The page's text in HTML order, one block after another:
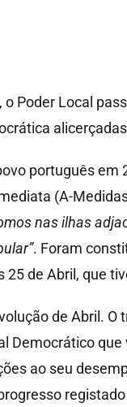
Poder Local
português
(A-
nas ilhas
. Foram
de Abril, que
de Abril.
Democrático
ao seu